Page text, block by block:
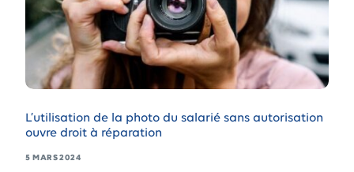
L’utilisation de la photo du salarié sans autorisation
ouvre droit à réparation
5 MARS 2024